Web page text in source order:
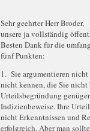
Sehr geehrter Herr Broder,
unsere ja vollständig
Besten Dank für die
fünf Punkten:
1. Sie argumentieren nicht
nicht kennen, die Sie nicht
Urteilsbegründung
Indizienbeweise. Ihre
nicht Erkenntnissen und
erfolgreich. Aber man